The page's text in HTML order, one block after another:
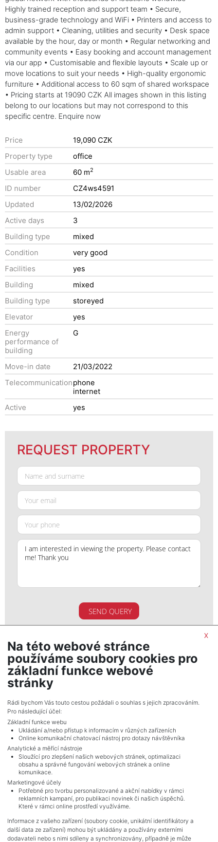
Highly trained reception and support team • Secure,
business-grade technology and WiFi • Printers and access to
admin support • Cleaning, utilities and security • Desk space
available by the hour, day or month • Regular networking and
community events • Easy booking and account management
via our app • Customisable and flexible layouts • Scale up or
move locations to suit your needs • High-quality ergonomic
furniture • Additional access to 60 sqm of shared workspace
• Pricing starts at 19090 CZK All images shown in this listing
belong to our locations but may not correspond to this
specific centre. Enquire now
Price
19,090 CZK
Property type
office
Usable area
60 m2
ID number
CZ4ws4591
Updated
13/02/2026
Active days
3
Building type
mixed
Condition
very good
Facilities
yes
Building
mixed
Building type
storeyed
Elevator
yes
Energy
performance of
building
G
Move-in date
21/03/2022
Telecommunicationphone
internet
Active
yes
REQUEST PROPERTY
SEND QUERY
IWG Regus
realitní makléř
show nr.
IWG Management (Czech Republic) s.r.o.
Na Strži 1702/65, 14000, Praha
NAVIGACE
Terms and conditions
Protection of personal data
Real estate's
x
Na této webové stránce
používáme soubory cookies pro
základní funkce webové
stránky
Rádi bychom Vás touto cestou požádali o souhlas s jejich zpracováním.
Pro následující účel:
Základní funkce webu
Ukládání a/nebo přístup k informacím v různých zařízeních
Online komunikační chatovací nástroj pro dotazy návštěvníka
Analytické a měřící nástroje
Sloužící pro zlepšení našich webových stránek, optimalizaci
obsahu a správné fungování webových stránek a online
komunikace.
Marketingové účely
Potřebné pro tvorbu personalizované a akční nabídky v rámci
reklamních kampaní, pro publikaci novinek či našich úspěchů.
Které v rámci online prostředí využíváme.
Informace z vašeho zařízení (soubory cookie, unikátní identifikátory a
další data ze zařízení) mohou být ukládány a používány externími
dodavateli nebo s nimi sdíleny a synchronizovány, případně je může